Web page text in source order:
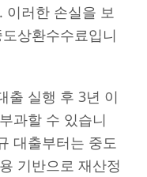
이러한 손실을 보
상환수수료입니
출 실행 후 3년 이
과할 수 있습니
대출부터는 중도
기반으로 재산정